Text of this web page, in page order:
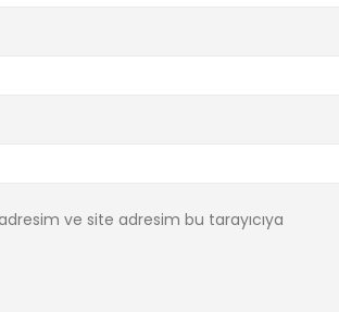
ve site adresim bu tarayıcıya